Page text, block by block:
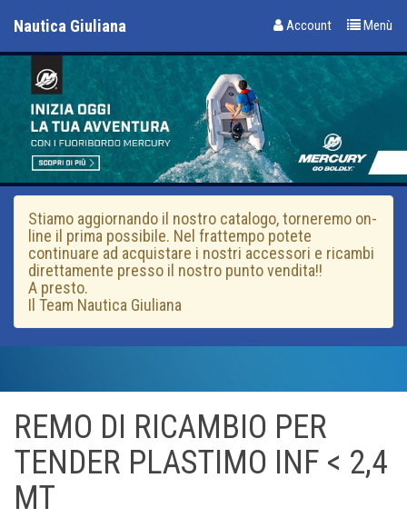
Menù
Account
Nautica Giuliana
Stiamo aggiornando il nostro catalogo, torneremo on-
line il prima possibile. Nel frattempo potete
continuare ad acquistare i nostri accessori e ricambi
direttamente presso il nostro punto vendita!!
A presto.
Il Team Nautica Giuliana
REMO DI RICAMBIO PER
TENDER PLASTIMO INF < 2,4
MT